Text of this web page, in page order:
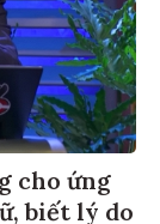
cho ứng
biết lý do